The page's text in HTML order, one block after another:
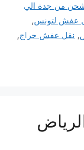
من جدة الي
عفش لتونس,
, نقل عفش حراج,